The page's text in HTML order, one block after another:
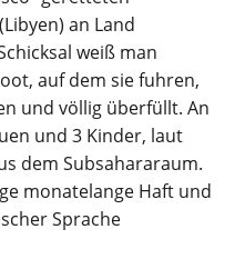
an Land
weiß man
auf dem sie fuhren,
und völlig überfüllt. An
und 3 Kinder, laut
dem Subsahararaum.
monatelange Haft und
Sprache